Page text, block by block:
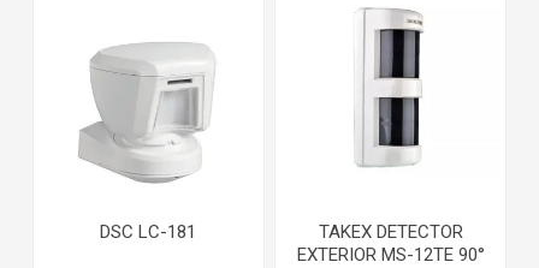
DSC LC-181
TAKEX DETECTOR
EXTERIOR MS-12TE 90°